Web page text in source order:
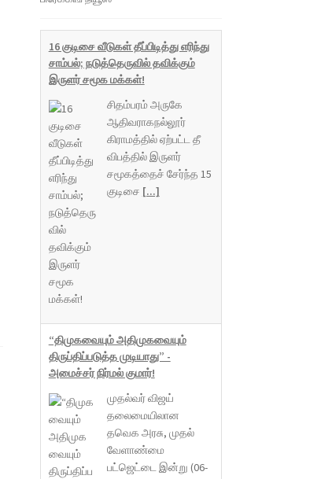
16 குடிசை வீடுகள் தீப்பிடித்து எரிந்து
சாம்பல்; நடுத்தெருவில் தவிக்கும்
இருளர் சமூக மக்கள்!
சிதம்பரம் அருகே
ஆதிவராகநல்லூர்
கிராமத்தில் ஏற்பட்ட தீ
விபத்தில் இருளர்
சமூகத்தைச் சேர்ந்த 15
குடிசை [...]
“திமுகவையும் அதிமுகவையும்
திருப்திப்படுத்த முடியாது” -
அமைச்சர் நிர்மல் குமார்!
முதல்வர் விஜய்
தலைமையிலான
தவெக அரசு, முதல்
வேளாண்மை
பட்ஜெட்டை இன்று (06-